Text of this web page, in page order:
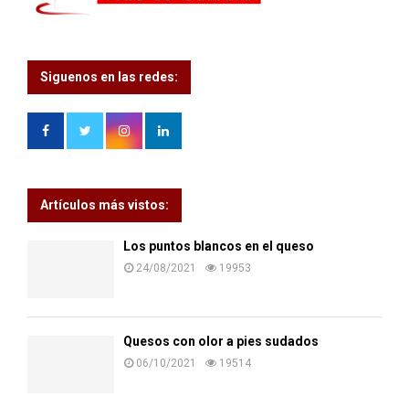
Siguenos en las redes:
Artículos más vistos:
Los puntos blancos en el queso
24/08/2021 19953
Quesos con olor a pies sudados
06/10/2021 19514